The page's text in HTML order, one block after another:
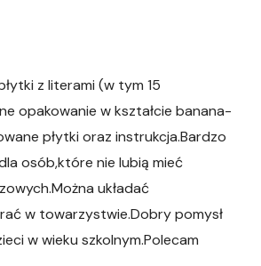
z literami (w tym 15
opakowanie w kształcie banana-
płytki oraz instrukcja.Bardzo
osób,które nie lubią mieć
układać
w towarzystwie.Dobry pomysł
w wieku szkolnym.Polecam